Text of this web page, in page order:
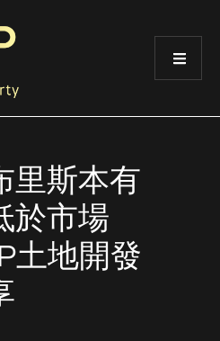
里斯本有
於市場
土地開發